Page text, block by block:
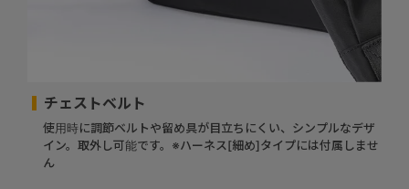
チェストベルト
使用時に調節ベルトや留め具が目立ちにくい、シンプルなデザ
イン。取外し可能です。※ハーネス[細め]タイプには付属しませ
ん